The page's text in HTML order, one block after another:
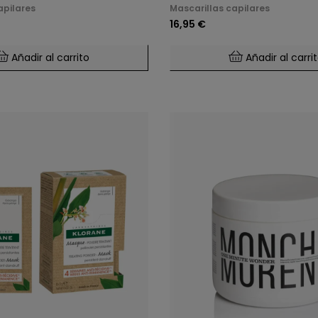
Añadir al carrito
Mascarillas capilares
16,95 €
Añadir al